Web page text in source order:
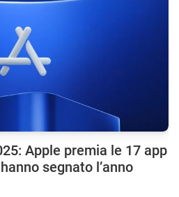
Apple premia le 17 app
segnato l’anno